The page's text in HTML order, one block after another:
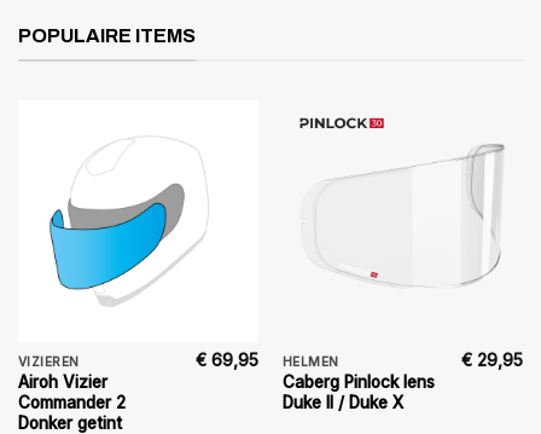
POPULAIRE ITEMS
VIZIEREN
Airoh Vizier
Commander 2
Donker getint
€ 69,95 HELMEN
Caberg Pinlock lens
Duke II / Duke X
€ 29,95